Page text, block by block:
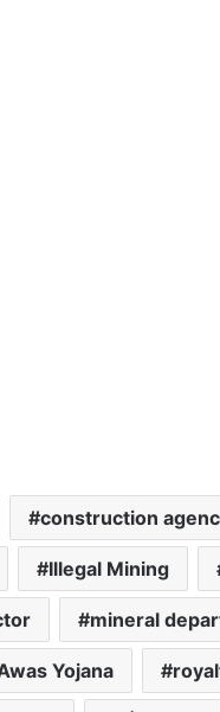
construction
Illegal Mining
mineral
Yojana